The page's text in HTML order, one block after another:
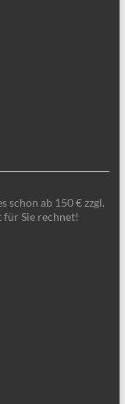
schon ab 150 € zzgl.
für Sie rechnet!